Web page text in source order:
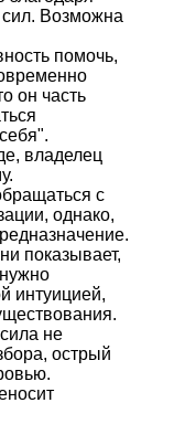
Возможна
помочь,
он часть
владелец
с
однако,
показывает,
интуицией,
не
острый